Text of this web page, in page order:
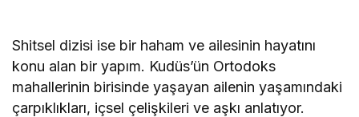
Shitsel dizisi ise bir haham ve ailesinin hayatını
konu alan bir yapım. Kudüs’ün Ortodoks
mahallerinin birisinde yaşayan ailenin yaşamındaki
çarpıklıkları, içsel çelişkileri ve aşkı anlatıyor.